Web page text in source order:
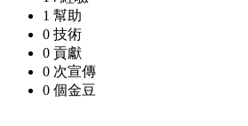
1 幫助
0 技術
0 貢獻
0 次宣傳
0 個金豆